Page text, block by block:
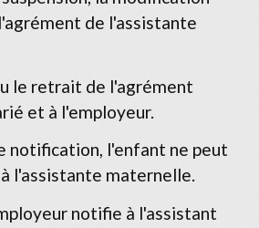
de l'assistante
le retrait de l'agrément
et à l'employeur.
notification, l'enfant ne peut
l'assistante maternelle.
notifie à l'assistant